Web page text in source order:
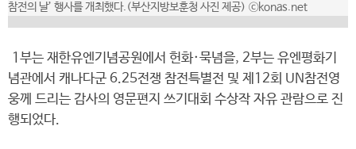
참전의 날’ 행사를 개최했다.(부산지방보훈청 사진 제공) ⓒkonas.net
1부는 재한유엔기념공원에서 헌화·묵념을, 2부는 유엔평화기
념관에서 캐나다군 6.25전쟁 참전특별전 및 제12회 UN참전영
웅께 드리는 감사의 영문편지 쓰기대회 수상작 자유 관람으로 진
행되었다.